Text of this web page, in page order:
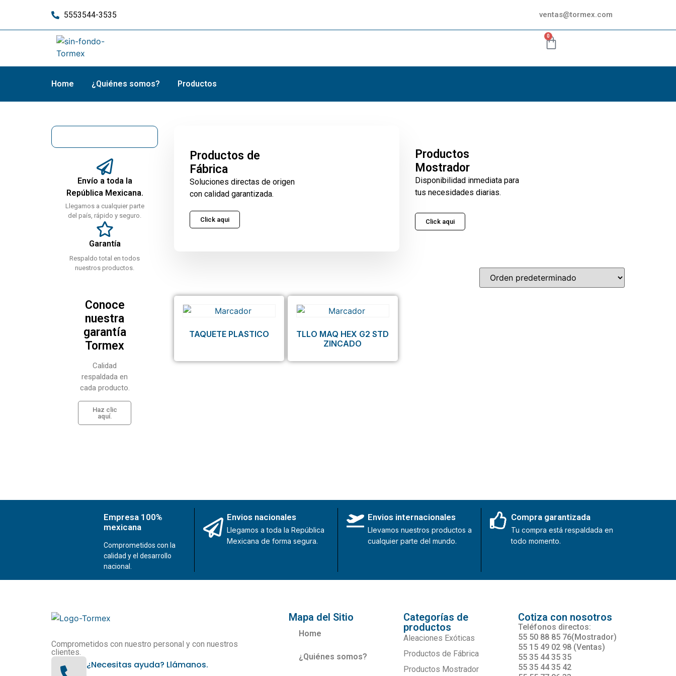
5553544-3535 ventas@tormex.com
0
Home ¿Quiénes somos? Productos
Envío a toda la
República Mexicana.
Llegamos a cualquier parte
del país, rápido y seguro.
Garantía
Respaldo total en todos
nuestros productos.
Conoce
nuestra
garantía
Tormex
Calidad
respaldada en
cada producto.
Haz clic
aquí.
Productos de
Fábrica
Soluciones directas de origen
con calidad garantizada.
Click aqui
Productos
Mostrador
Disponibilidad inmediata para
tus necesidades diarias.
Click aqui
TAQUETE PLASTICO
TLLO MAQ HEX G2 STD
ZINCADO
Empresa 100%
mexicana
Comprometidos con la
calidad y el desarrollo
nacional.
Envios nacionales
Llegamos a toda la República
Mexicana de forma segura.
Envios internacionales
Llevamos nuestros productos a
cualquier parte del mundo.
Compra garantizada
Tu compra está respaldada en
todo momento.
Comprometidos con nuestro personal y con nuestros
clientes.
¿Necesitas ayuda? Llámanos.
Mapa del Sitio
Home
¿Quiénes somos?
Categorías de
productos
Aleaciones Exóticas
Productos de Fábrica
Productos Mostrador
Cotiza con nosotros
Teléfonos directos:
55 50 88 85 76(Mostrador)
55 15 49 02 98 (Ventas)
55 35 44 35 35
55 35 44 35 42